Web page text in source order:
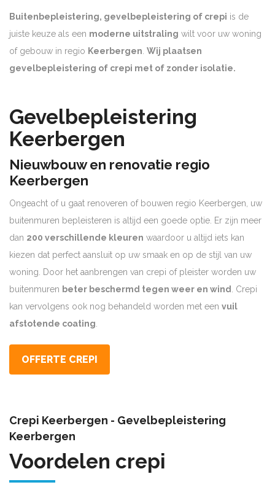
Buitenbepleistering, gevelbepleistering of crepi is de
juiste keuze als een moderne uitstraling wilt voor uw woning
of gebouw in regio Keerbergen. Wij plaatsen
gevelbepleistering of crepi met of zonder isolatie.
Gevelbepleistering
Keerbergen
Nieuwbouw en renovatie regio
Keerbergen
Ongeacht of u gaat renoveren of bouwen regio Keerbergen, uw
buitenmuren bepleisteren is altijd een goede optie. Er zijn meer
dan 200 verschillende kleuren waardoor u altijd iets kan
kiezen dat perfect aansluit op uw smaak en op de stijl van uw
woning. Door het aanbrengen van crepi of pleister worden uw
buitenmuren beter beschermd tegen weer en wind. Crepi
kan vervolgens ook nog behandeld worden met een vuil
afstotende coating.
OFFERTE CREPI
Crepi Keerbergen - Gevelbepleistering
Keerbergen
Voordelen crepi